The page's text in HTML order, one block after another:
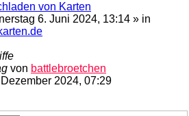
von Karten
6. Juni 2024, 13:14 » in
von battlebroetchen
2024, 07:29